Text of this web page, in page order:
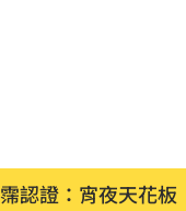
認證：宵夜天花板